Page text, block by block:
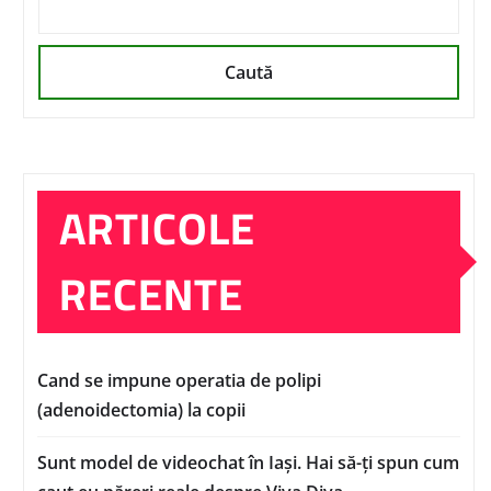
Caută
ARTICOLE
RECENTE
Cand se impune operatia de polipi
(adenoidectomia) la copii
Sunt model de videochat în Iași. Hai să-ți spun cum